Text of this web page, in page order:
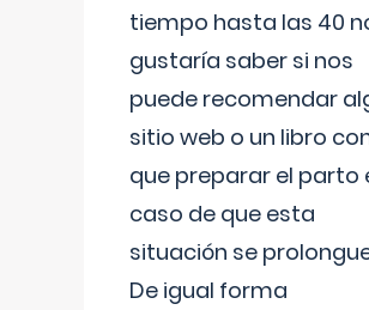
tiempo hasta las 40
gustaría saber si nos
puede recomendar
sitio web o un libro
que preparar el parto
caso de que esta
situación se
De igual forma